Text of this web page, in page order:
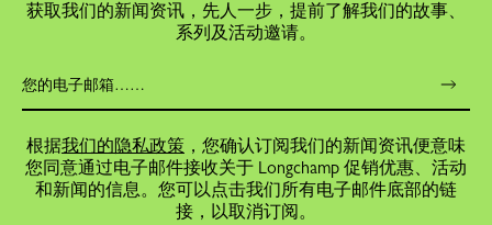
获取我们的新闻资讯，先人一步，提前了解我们的故事、
系列及活动邀请。
根据我们的隐私政策 ，您确认订阅我们的新闻资讯便意味
您同意通过电子邮件接收关于 Longchamp 促销优惠、活动
和新闻的信息。您可以点击我们所有电子邮件底部的链
接，以取消订阅。